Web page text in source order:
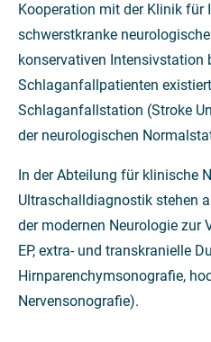
Kooperation mit der Klinik für
schwerstkranke
konservativen Intensivstation
Schlaganfallpatienten
Schlaganfallstation (Stroke
der neurologischen
In der Abteilung für klinische
Ultraschalldiagnostik stehen
der modernen Neurologie zur
EP, extra- und transkranielle
Hirnparenchymsonografie,
Nervensonografie).